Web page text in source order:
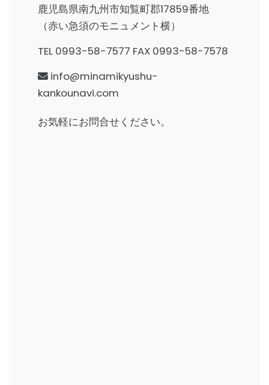
鹿児島県南九州市知覧町郡17859番地
（赤い急須のモニュメント横）
TEL 0993-58-7577 FAX 0993-58-7578
info@minamikyushu-
kankounavi.com
お気軽にお問合せください。